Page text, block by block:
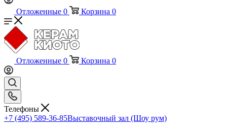
Отложенные 0 Корзина 0
Отложенные 0 Корзина 0
Телефоны
+7 (495) 589-36-85Выставочный зал (Шоу рум)